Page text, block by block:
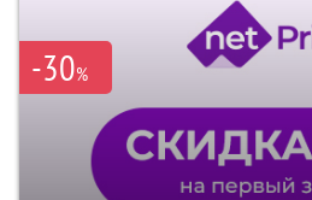
-30%